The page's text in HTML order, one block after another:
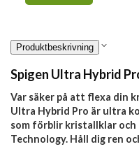
Produktbeskrivning
Spigen Ultra Hybrid
Var säker på att flexa din
Ultra Hybrid Pro är ultra
som förblir kristallklar
Technology. Håll dig ren